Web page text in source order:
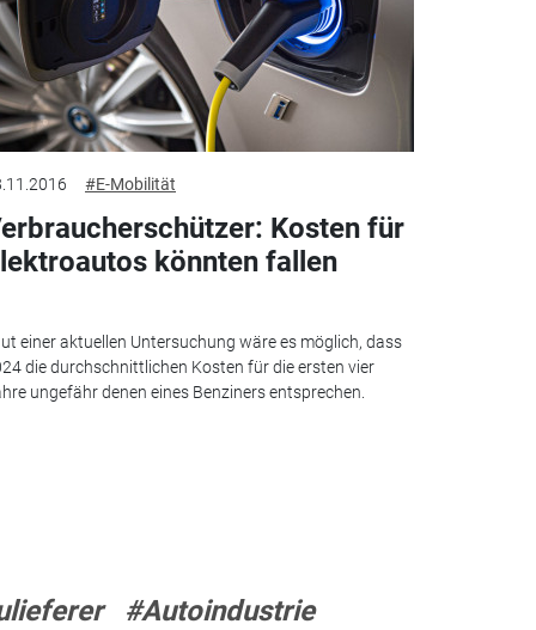
#E-Mobilität
Kosten für
könnten fallen
einer aktuellen Untersuchung wäre es möglich, dass
die durchschnittlichen Kosten für die ersten vier
ungefähr denen eines Benziners entsprechen.
#Autoindustrie